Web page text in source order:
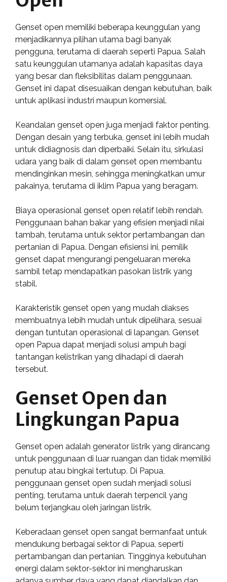
Genset open memiliki beberapa keunggulan yang
menjadikannya pilihan utama bagi banyak
pengguna, terutama di daerah seperti Papua. Salah
satu keunggulan utamanya adalah kapasitas daya
yang besar dan fleksibilitas dalam penggunaan.
Genset ini dapat disesuaikan dengan kebutuhan, baik
untuk aplikasi industri maupun komersial.
Keandalan genset open juga menjadi faktor penting.
Dengan desain yang terbuka, genset ini lebih mudah
untuk didiagnosis dan diperbaiki. Selain itu, sirkulasi
udara yang baik di dalam genset open membantu
mendinginkan mesin, sehingga meningkatkan umur
pakainya, terutama di iklim Papua yang beragam.
Biaya operasional genset open relatif lebih rendah.
Penggunaan bahan bakar yang efisien menjadi nilai
tambah, terutama untuk sektor pertambangan dan
pertanian di Papua. Dengan efisiensi ini, pemilik
genset dapat mengurangi pengeluaran mereka
sambil tetap mendapatkan pasokan listrik yang
stabil.
Karakteristik genset open yang mudah diakses
membuatnya lebih mudah untuk dipelihara, sesuai
dengan tuntutan operasional di lapangan. Genset
open Papua dapat menjadi solusi ampuh bagi
tantangan kelistrikan yang dihadapi di daerah
tersebut.
Genset Open dan
Lingkungan Papua
Genset open adalah generator listrik yang dirancang
untuk penggunaan di luar ruangan dan tidak memiliki
penutup atau bingkai tertutup. Di Papua,
penggunaan genset open sudah menjadi solusi
penting, terutama untuk daerah terpencil yang
belum terjangkau oleh jaringan listrik.
Keberadaan genset open sangat bermanfaat untuk
mendukung berbagai sektor di Papua, seperti
pertambangan dan pertanian. Tingginya kebutuhan
energi dalam sektor-sektor ini mengharuskan